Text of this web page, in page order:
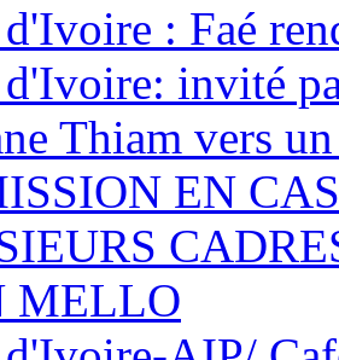
: Faé
invité
Thiam vers
EN
MELLO